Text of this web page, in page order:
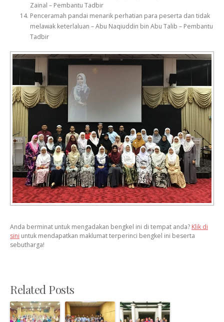
Zainal – Pembantu Tadbir
Penceramah pandai menarik perhatian para peserta dan tidak
melawak keterlaluan – Abu Naqiuddin bin Abu Talib – Pembantu
Tadbir
Anda berminat untuk mengadakan bengkel ini di tempat anda? Klik di
sini untuk mendapatkan maklumat terperinci bengkel ini beserta
sebutharga!
Related Posts